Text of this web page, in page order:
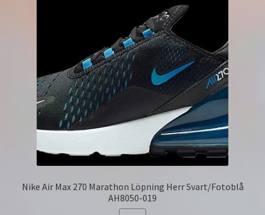
Nike Air Max 270 Marathon Löpning Herr Svart/Fotoblå
AH8050-019